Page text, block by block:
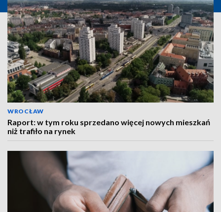
WROCŁAW
Raport: w tym roku sprzedano więcej nowych mieszkań
niż trafiło na rynek